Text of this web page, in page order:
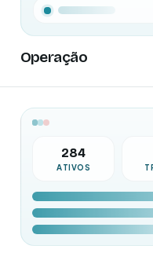
Operação
284
ATIVOS